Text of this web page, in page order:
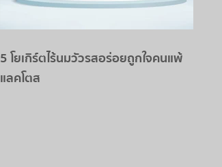
5 โยเกิร์ตไร้นมวัวรสอร่อยถูกใจคนแพ้
แลคโตส